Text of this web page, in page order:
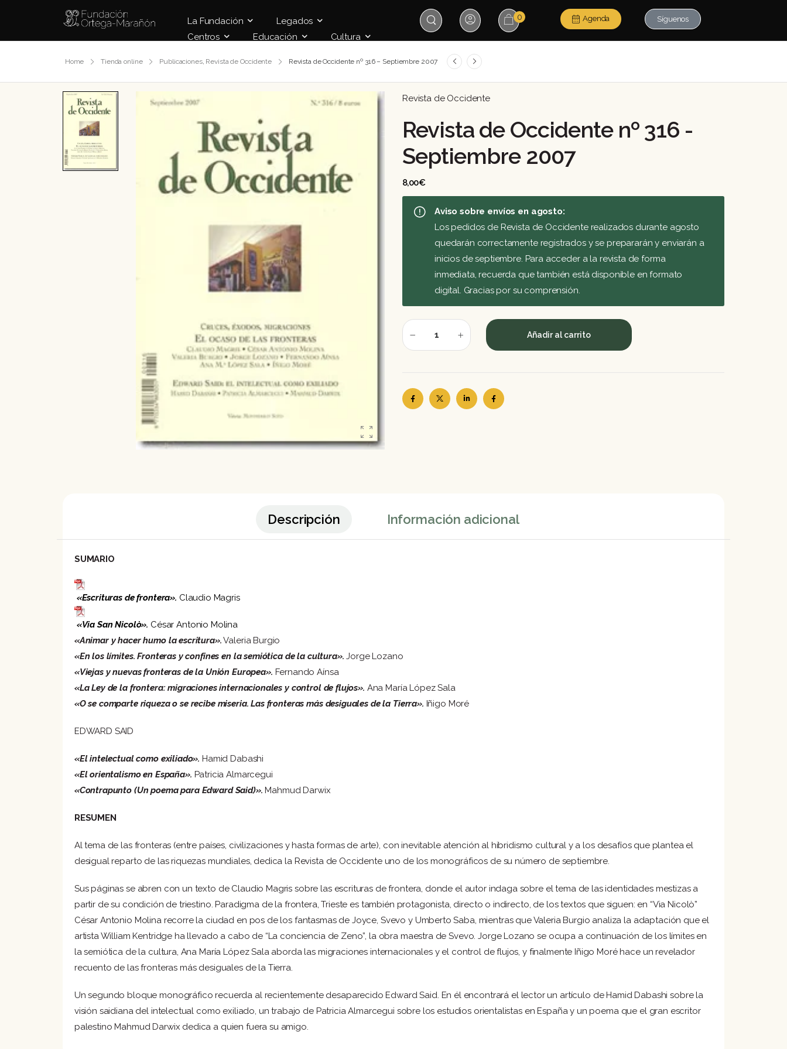
La Fundación
Legados
Centros
Educación Cultura
0 Agenda Síguenos
Home Tienda online Publicaciones, Revista de Occidente Revista de Occidente nº 316 – Septiembre 2007
Revista de Occidente
Revista de Occidente nº 316 -
Septiembre 2007
8,00€
Aviso sobre envíos en agosto:
Los pedidos de Revista de Occidente realizados durante agosto
quedarán correctamente registrados y se prepararán y enviarán a
inicios de septiembre. Para acceder a la revista de forma
inmediata, recuerda que también está disponible en formato
digital. Gracias por su comprensión.
Añadir al carrito
Descripción Información adicional
SUMARIO
«Escrituras de frontera». Claudio Magris
«Via San Nicolò». César Antonio Molina
«Animar y hacer humo la escritura».Valeria Burgio
«En los límites. Fronteras y confines en la semiótica de la cultura». Jorge Lozano
«Viejas y nuevas fronteras de la Unión Europea». Fernando Aínsa
«La Ley de la frontera: migraciones internacionales y control de flujos». Ana María López Sala
«O se comparte riqueza o se recibe miseria. Las fronteras más desiguales de la Tierra». Iñigo Moré
EDWARD SAID
«El intelectual como exiliado». Hamid Dabashi
«El orientalismo en España». Patricia Almarcegui
«Contrapunto (Un poema para Edward Said)». Mahmud Darwix
RESUMEN
Al tema de las fronteras (entre países, civilizaciones y hasta formas de arte), con inevitable atención al hibridismo cultural y a los desafíos que plantea el
desigual reparto de las riquezas mundiales, dedica la Revista de Occidente uno de los monográficos de su número de septiembre.
Sus páginas se abren con un texto de Claudio Magris sobre las escrituras de frontera, donde el autor indaga sobre el tema de las identidades mestizas a
partir de su condición de triestino. Paradigma de la frontera, Trieste es también protagonista, directo o indirecto, de los textos que siguen: en “Via Nicolò”
César Antonio Molina recorre la ciudad en pos de los fantasmas de Joyce, Svevo y Umberto Saba, mientras que Valeria Burgio analiza la adaptación que el
artista William Kentridge ha llevado a cabo de “La conciencia de Zeno”, la obra maestra de Svevo. Jorge Lozano se ocupa a continuación de los límites en
la semiótica de la cultura, Ana María López Sala aborda las migraciones internacionales y el control de flujos, y finalmente Iñigo Moré hace un revelador
recuento de las fronteras más desiguales de la Tierra.
Un segundo bloque monográfico recuerda al recientemente desaparecido Edward Said. En él encontrará el lector un artículo de Hamid Dabashi sobre la
visión saidiana del intelectual como exiliado, un trabajo de Patricia Almarcegui sobre los estudios orientalistas en España y un poema que el gran escritor
palestino Mahmud Darwix dedica a quien fuera su amigo.